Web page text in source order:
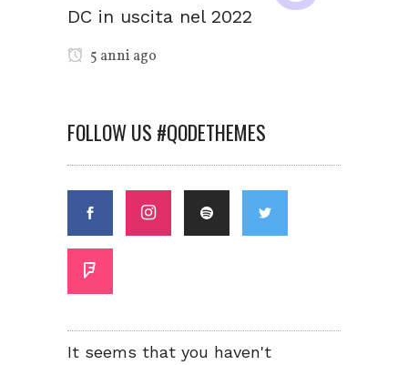
DC in uscita nel 2022
5 anni ago
FOLLOW US #QODETHEMES
It seems that you haven't